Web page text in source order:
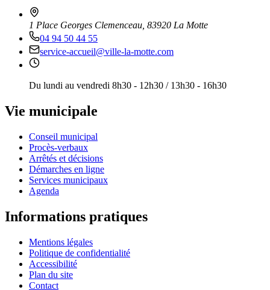
1 Place Georges Clemenceau, 83920 La Motte
04 94 50 44 55
service-accueil@ville-la-motte.com
Du lundi au vendredi 8h30 - 12h30 / 13h30 - 16h30
Vie municipale
Conseil municipal
Procès-verbaux
Arrêtés et décisions
Démarches en ligne
Services municipaux
Agenda
Informations pratiques
Mentions légales
Politique de confidentialité
Accessibilité
Plan du site
Contact